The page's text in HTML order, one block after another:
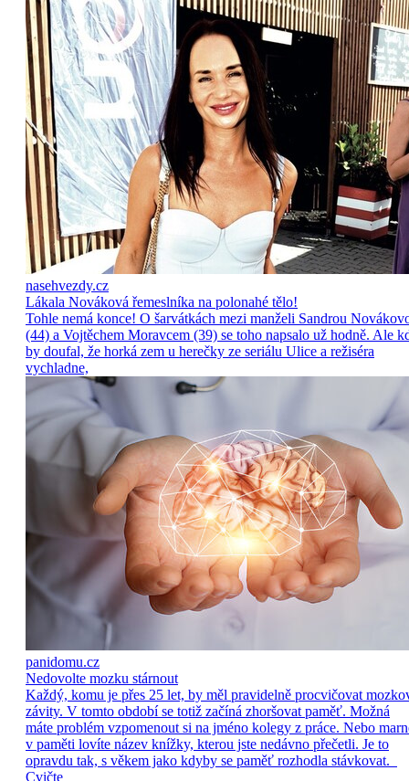
nasehvezdy.cz
Lákala Nováková řemeslníka na polonahé tělo!
Tohle nemá konce! O šarvátkách mezi manželi Sandrou
(44) a Vojtěchem Moravcem (39) se toho napsalo už hodně. Ale
by doufal, že horká zem u herečky ze seriálu Ulice a režiséra
vychladne,
panidomu.cz
Nedovolte mozku stárnout
Každý, komu je přes 25 let, by měl pravidelně procvičovat
závity. V tomto období se totiž začíná zhoršovat paměť. Možná
máte problém vzpomenout si na jméno kolegy z práce. Nebo
v paměti lovíte název knížky, kterou jste nedávno přečetli. Je to
opravdu tak, s věkem jako kdyby se paměť rozhodla stávkovat.
Cvičte